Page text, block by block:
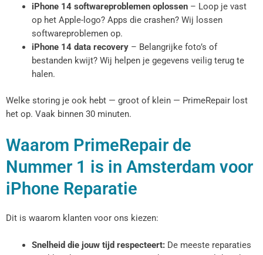
iPhone 14 softwareproblemen oplossen – Loop je vast
op het Apple-logo? Apps die crashen? Wij lossen
softwareproblemen op.
iPhone 14 data recovery– Belangrijke foto’s of
bestanden kwijt? Wij helpen je gegevens veilig terug te
halen.
Welke storing je ook hebt — groot of klein — PrimeRepair lost
het op. Vaak binnen 30 minuten.
Waarom PrimeRepair de
Nummer 1 is in Amsterdam voor
iPhone Reparatie
Dit is waarom klanten voor ons kiezen:
Snelheid die jouw tijd respecteert:De meeste reparaties